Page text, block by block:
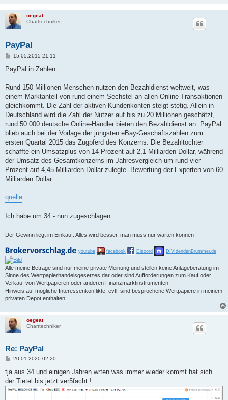
oegeat
Charttechniker
PayPal
B
i
a
15.05.2015 21:11
PayPal in Zahlen
Rund 150 Millionen Menschen nutzen den Bezahldienst weltweit, was
einem Marktanteil von rund einem Sechstel an allen Online-Transaktionen
gleichkommt. Die Zahl der aktiven Kundenkonten steigt stetig. Allein in
Deutschland wird die Zahl der Nutzer auf bis zu 20 Millionen geschätzt,
rund 50.000 deutsche Online-Händler bieten den Bezahldienst an. PayPal
blieb auch bei der Vorlage der jüngsten eBay-Geschäftszahlen zum
ersten Quartal 2015 das Zugpferd des Konzerns. Die Bezahltochter
schaffte ein Umsatzplus von 14 Prozent auf 2,1 Milliarden Dollar, während
der Umsatz des Gesamtkonzerns im Jahresvergleich um rund vier
Prozent auf 4,45 Milliarden Dollar zulegte. Bewertung der Experten von 60
Milliarden Dollar
quelle
Ich habe um 34.- nun zugeschlagen.
Der Gewinn liegt im Einkauf. Alles wird besser, man muss nur warten können !
youtube facebook Discord DIVIdendenBrummer.de
Alle meine Beträge sind nur meine private Meinung und stellen keine Anlageberatung im
Sinne des Wertpapierhandelsgesetzes dar oder sind Aufforderungen zum Kauf oder
Verkauf von Wertpapieren oder anderen Finanzmarktinstrumenten.
Hinweis auf mögliche Interessenkonflikte: evtl. sind besprochene Wertpapiere in meinem
privaten Depot enthalten
oegeat
Charttechniker
Re: PayPal
B
i
r
a
20.01.2020 02:20
tja aus 34 und einigen Jahren wrten was immer wieder kommt hat sich
der Tietel bis jetzt ver5facht !